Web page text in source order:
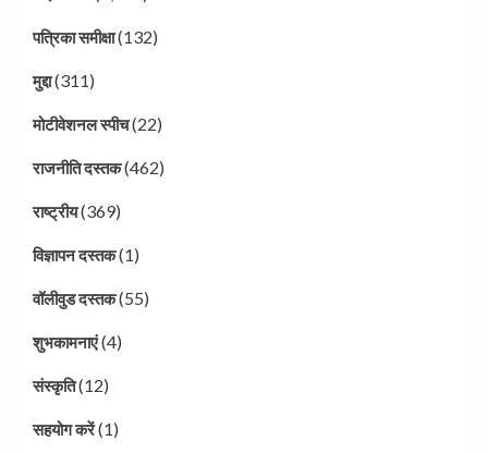
पत्रिका समीक्षा(132)
मुद्दा(311)
मोटीवेशनल स्पीच(22)
राजनीति दस्तक(462)
राष्ट्रीय(369)
विज्ञापन दस्तक(1)
वॉलीवुड दस्तक(55)
शुभकामनाएं(4)
संस्कृति(12)
सहयोग करें(1)